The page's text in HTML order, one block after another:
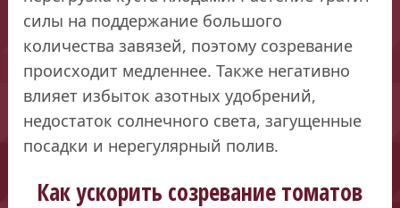
силы на поддержание большого
количества завязей, поэтому созревание
происходит медленнее. Также негативно
влияет избыток азотных удобрений,
недостаток солнечного света, загущенные
посадки и нерегулярный полив.
Как ускорить созревание томатов